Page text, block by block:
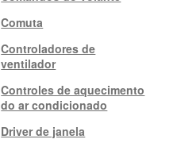
Comuta
Controladores de
ventilador
Controles de aquecimento
do ar condicionado
Driver de janela